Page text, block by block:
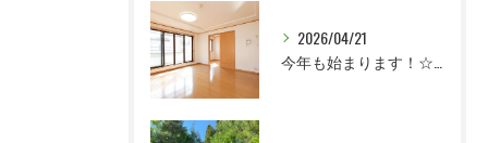
2026/04/21